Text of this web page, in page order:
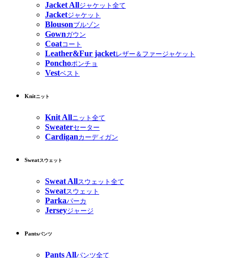
Jacket Allジャケット全て
Jacketジャケット
Blousonブルゾン
Gownガウン
Coatコート
Leather&Fur jacketレザー＆ファージャケット
Ponchoポンチョ
Vestベスト
Knitニット
Knit Allニット全て
Sweaterセーター
Cardiganカーディガン
Sweatスウェット
Sweat Allスウェット全て
Sweatスウェット
Parkaパーカ
Jerseyジャージ
Pantsパンツ
Pants Allパンツ全て